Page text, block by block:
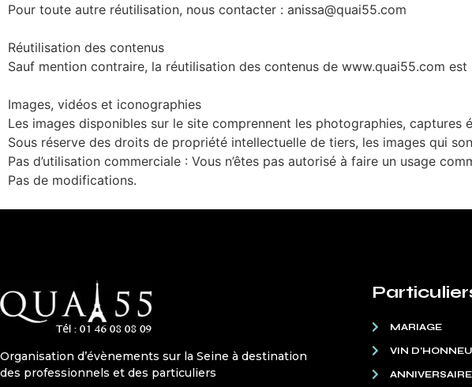
Pour toute autre réutilisation, nous contacter : anissa@quai55.com
Réutilisation des contenus
Sauf mention contraire, la réutilisation des contenus de www.quai55.com est
Images, vidéos et iconographies
Les images disponibles sur le site comprennent les photographies, captures
Sous réserve des droits de propriété intellectuelle de tiers, les images qui
Pas d’utilisation commerciale : Vous n’êtes pas autorisé à faire un usage
Pas de modifications.
Organisation d’évènements sur la Seine à destination
des professionnels et des particuliers
MARIAGE
VIN
ANNIVERSAIRE